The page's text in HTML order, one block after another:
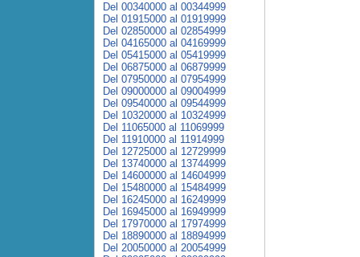
Del 00340000 al 00344999
Del 01915000 al 01919999
Del 02850000 al 02854999
Del 04165000 al 04169999
Del 05415000 al 05419999
Del 06875000 al 06879999
Del 07950000 al 07954999
Del 09000000 al 09004999
Del 09540000 al 09544999
Del 10320000 al 10324999
Del 11065000 al 11069999
Del 11910000 al 11914999
Del 12725000 al 12729999
Del 13740000 al 13744999
Del 14600000 al 14604999
Del 15480000 al 15484999
Del 16245000 al 16249999
Del 16945000 al 16949999
Del 17970000 al 17974999
Del 18890000 al 18894999
Del 20050000 al 20054999